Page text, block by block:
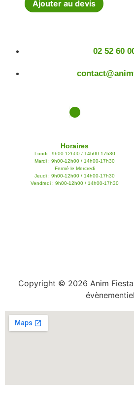
Ajouter au devis
02 52 60
Horaires
Lundi : 9h00-12h00 / 14h00-17h30
Mardi : 9h00-12h00 / 14h00-17h30
Fermé le Mercredi
Jeudi : 9h00-12h00 / 14h00-17h30
Vendredi : 9h00-12h00 / 14h00-17h30
Copyright © 2026 Anim
évènementiel